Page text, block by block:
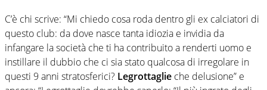
C’è chi scrive: “Mi chiedo cosa roda dentro gli ex calciatori di
questo club: da dove nasce tanta idiozia e invidia da
infangare la società che ti ha contribuito a renderti uomo e
instillare il dubbio che ci sia stato qualcosa di irregolare in
questi 9 anni stratosferici? Legrottaglie che delusione” e